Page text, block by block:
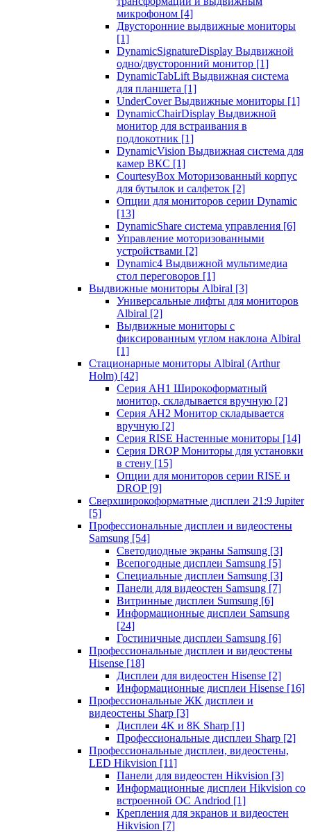
микрофоном [4]
Двусторонние выдвижные мониторы
[1]
DynamicSignatureDisplay Выдвижной
одно/двусторонний монитор [1]
DynamicTabLift Выдвижная система
для планшета [1]
UnderCover Выдвижные мониторы [1]
DynamicChairDisplay Выдвижной
монитор для встраивания в
подлокотник [1]
DynamicVision Выдвижная система для
камер ВКС [1]
CourtesyBox Моторизованный корпус
для бутылок и салфеток [2]
Опции для мониторов серии Dynamic
[13]
DynamicShare система управления [6]
Управление моторизованными
устройствами [2]
Dynamic4 Выдвижной мультимедиа
стол переговоров [1]
Выдвижные мониторы Albiral [3]
Универсальные лифты для мониторов
Albiral [2]
Выдвижные мониторы с
фиксированным углом наклона Albiral
[1]
Стационарные мониторы Albiral (Arthur
Holm) [42]
Серия AH1 Широкоформатный
монитор, складывается вручную [2]
Серия AH2 Монитор складывается
вручную [2]
Серия RISE Настенные мониторы [14]
Серия DROP Мониторы для установки
в стену [15]
Опции для мониторов серии RISE и
DROP [9]
Сверхширокоформатные дисплеи 21:9 Jupiter
[5]
Профессиональные дисплеи и видеостены
Samsung [54]
Светодиодные экраны Samsung [3]
Всепогодные дисплеи Samsung [5]
Специальные дисплеи Samsung [3]
Панели для видеостен Samsung [7]
Витринные дисплеи Sumsung [6]
Информационные дисплеи Samsung
[24]
Гостиничные дисплеи Samsung [6]
Профессиональные дисплеи и видеостены
Hisense [18]
Дисплеи для видеостен Hisense [2]
Информационные дисплеи Hisense [16]
Профессиональные ЖК дисплеи и
видеостены Sharp [3]
Дисплеи 4K и 8K Sharp [1]
Профессиональные дисплеи Sharp [2]
Профессиональные дисплеи, видеостены,
LED Hikvision [11]
Панели для видеостен Hikvision [3]
Информационные дисплеи Hikvision со
встроенной ОС Andriod [1]
Крепления для экранов и видеостен
Hikvision [7]